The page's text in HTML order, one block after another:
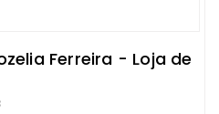
Ferreira - Loja de